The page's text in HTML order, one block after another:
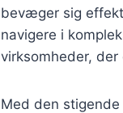
bevæger sig
navigere i
virksomheder,
Med den